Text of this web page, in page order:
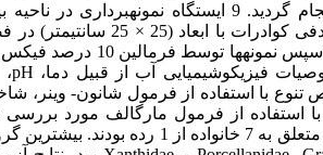
ساحلی بندر بوشهر انجام گردید. 9 ایستگاه
کوادرات با ابعاد (25 ×
)
. سپس نمونه­ها
فیزیکوشیمیایی آب از قبیل دما، pH
تنوع با استفاده از فرمول شانون- وینر،
استفاده از فرمول مارگالف مورد
مطالعه جمعاً 13 گونه متعلق به 7